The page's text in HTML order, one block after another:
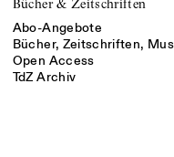
Bücher & Zeitschriften
Abo-Angebote
Bücher, Zeitschriften,
Open Access
TdZ Archiv